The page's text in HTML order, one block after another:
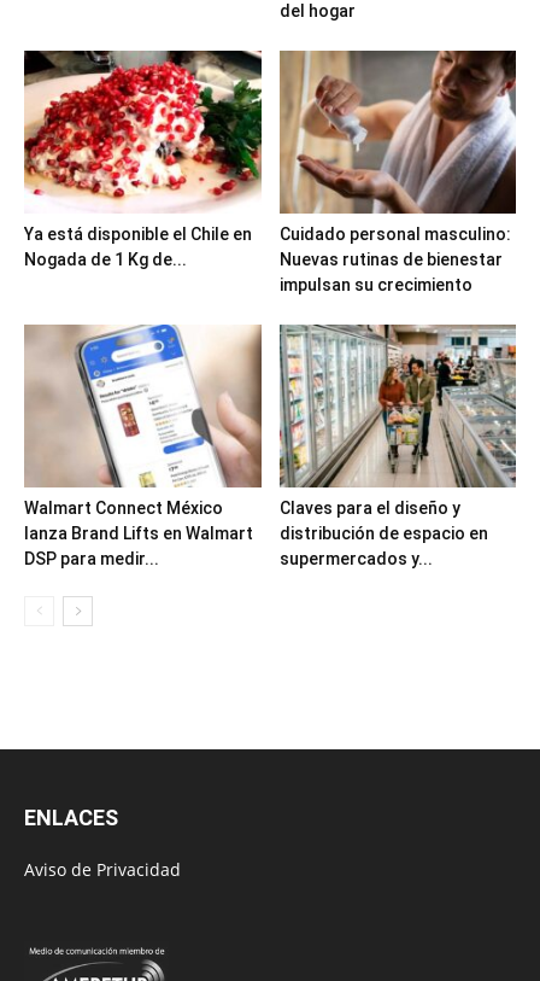
del hogar
Ya está disponible el Chile en
Nogada de 1 Kg de...
Cuidado personal masculino:
Nuevas rutinas de bienestar
impulsan su crecimiento
Walmart Connect México
lanza Brand Lifts en Walmart
DSP para medir...
Claves para el diseño y
distribución de espacio en
supermercados y...
ENLACES
Aviso de Privacidad